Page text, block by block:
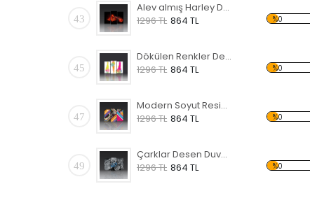
43
Alev almış Harley Davidson Forex Tablo
1296 TL 864 TL %0
45
Dökülen Renkler Desen Duvar Panosu
1296 TL 864 TL %0
47
Modern Soyut Resim 7 Forex Tablo
1296 TL 864 TL %0
49
Çarklar Desen Duvar Panosu
1296 TL 864 TL %0